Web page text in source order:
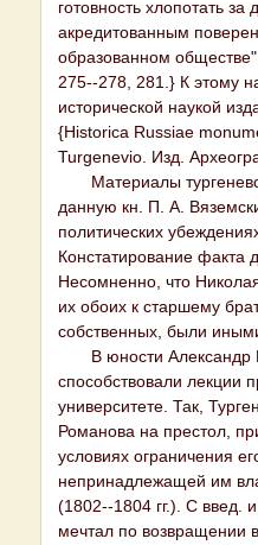
готовность хлопотать
акредитованным
образованном
275--278, 281.} К этому
исторической наукой
{Historica Russiae
Turgenevio. Изд.
Материалы
данную кн. П. А.
политических
Констатирование факта
Несомненно, что
их обоих к старшему
собственных, были
В юности Александр
способствовали лекции
университете. Так,
Романова на престол,
условиях ограничения
непринадлежащей им
(1802--1804 гг.). С введ.
мечтал по возвращении